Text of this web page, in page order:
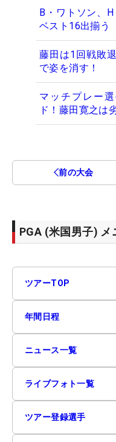
B・ワトソン、
ベスト16出揃う
藤田は1回戦敗
で姿を消す！
マッチプレー
ド！藤田寛之は
前の大会
PGA (米国男子) メ
ツアーTOP
年間日程
ニュース一覧
ライブフォト一覧
ツアー登録選手